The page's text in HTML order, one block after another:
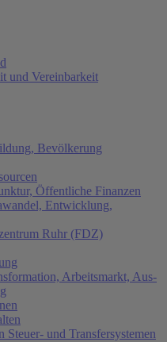
und Vereinbarkeit
Bevölkerung
Öffentliche Finanzen
Entwicklung,
Ruhr (FDZ)
Arbeitsmarkt, Aus-
und Transfersystemen